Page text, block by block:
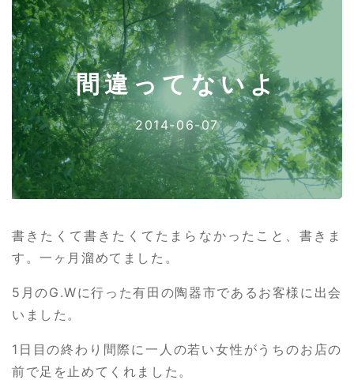
間違ってないよ
2014-06-07
書きたくて書きたくてたまらなかったこと、書きま
す。一ヶ月溜めてました。
5月のG.Wに行った有田の陶器市であるお客様に出会
いました。
1日目の終わり間際に一人の若い女性がうちのお店の
前で足を止めてくれました。